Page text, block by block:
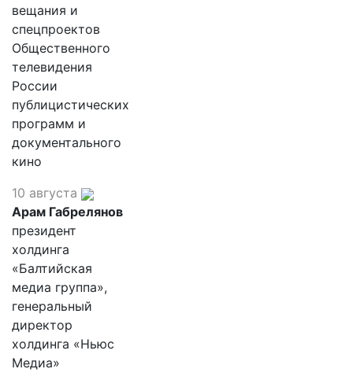
вещания и
спецпроектов
Общественного
телевидения
России
публицистических
программ и
документального
кино
10 августа
Арам Габрелянов
президент
холдинга
«Балтийская
медиа группа»,
генеральный
директор
холдинга «Ньюс
Медиа»